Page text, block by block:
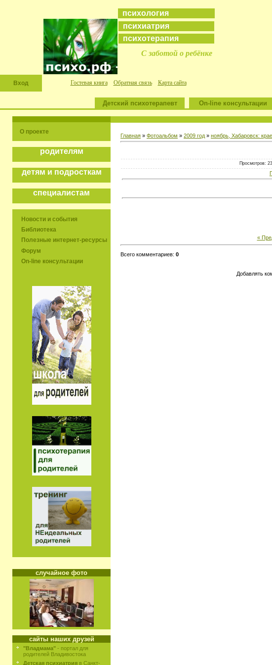
психология
психиатрия
психотерапия
С заботой о ребёнке
Вход Гостевая книга Обратная связь Карта сайта
Детский психотерапевт On-line консультации
О проекте
родителям
детям и подросткам
специалистам
Новости и события
Библиотека
Полезные интернет-ресурсы
Форум
On-line консультации
случайное фото
сайты наших друзей
"Владмама" - портал для
родителей Владивостока
Детская психиатрия в Санкт-
Главная » Фотоальбом » 2009 год » ноябрь, Хабаровск:
Просмотров:
«
Всего комментариев: 0
Добавлять